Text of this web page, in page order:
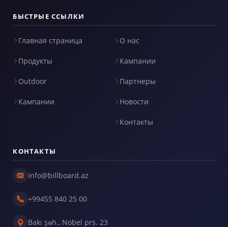
БЫСТРЫЕ ССЫЛКИ
Главная страница
Продукты
Outdoor
Кампании
О нас
Кампании
Партнеры
Новости
Контакты
КОНТАКТЫ
info@billboard.az
+99455 840 25 00
Bakı şəh., Nobel prs. 23